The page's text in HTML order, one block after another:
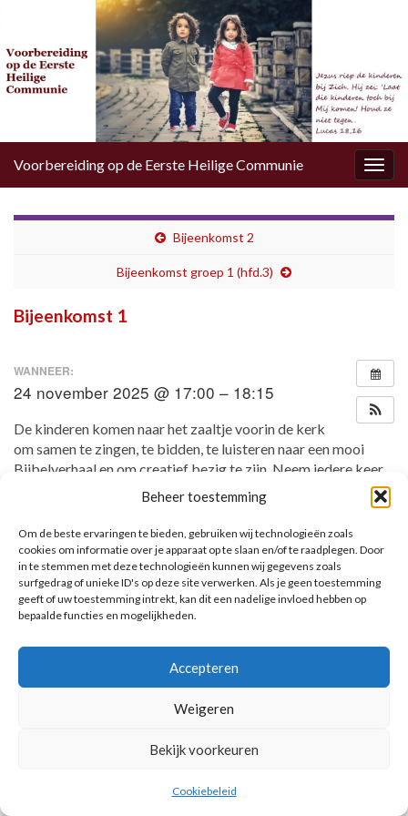
Beheer toestemming
Om de beste ervaringen te bieden, gebruiken wij technologieën zoals
cookies om informatie over je apparaat op te slaan en/of te raadplegen. Door
in te stemmen met deze technologieën kunnen wij gegevens zoals
surfgedrag of unieke ID's op deze site verwerken. Als je geen toestemming
geeft of uw toestemming intrekt, kan dit een nadelige invloed hebben op
bepaalde functies en mogelijkheden.
Accepteren
Weigeren
Bekijk voorkeuren
Cookiebeleid
Voorbereiding op de Eerste Heilige Communie
Bijeenkomst 2
Bijeenkomst groep 1 (hfd.3)
Bijeenkomst 1
WANNEER:
24 november 2025 @ 17:00 – 18:15
De kinderen komen naar het zaaltje voorin de kerk
om samen te zingen, te bidden, te luisteren naar een mooi
Bijbelverhaal en om creatief bezig te zijn. Neem iedere keer
AANKOMENDE ACTIVITEITEN
Geen activiteiten.